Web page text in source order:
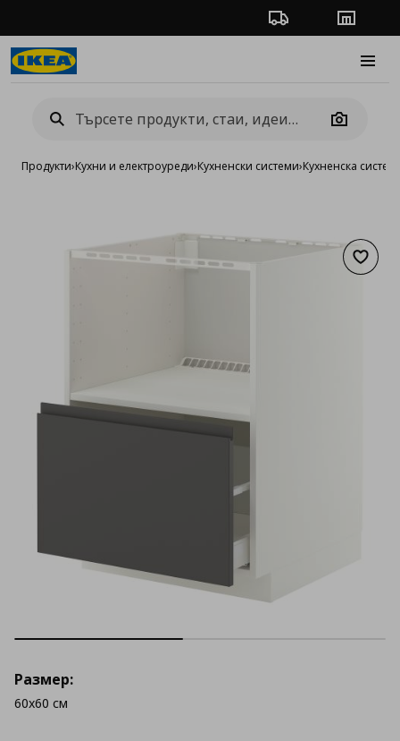
Проследяване на
Camera
Продукти›Кухни и електроуреди›Кухненски системи›Кухненска
Размер:
60x60 см